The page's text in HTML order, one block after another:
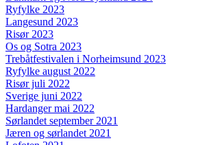
Ryfylke 2023
Langesund 2023
Risør 2023
Os og Sotra 2023
Trebåtfestivalen i Norheimsund 2023
Ryfylke august 2022
Risør juli 2022
Sverige juni 2022
Hardanger mai 2022
Sørlandet september 2021
Jæren og sørlandet 2021